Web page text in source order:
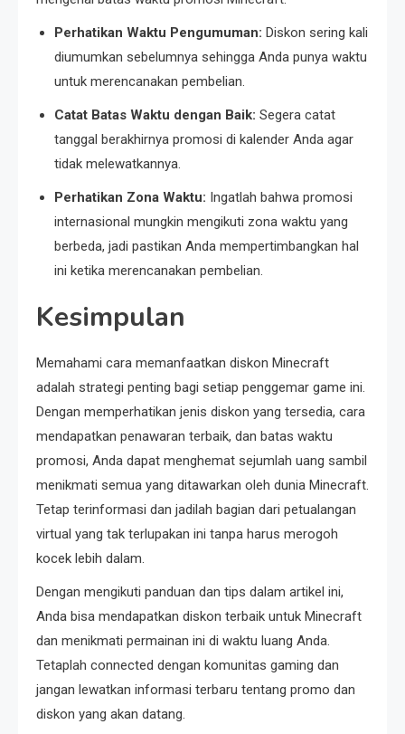
Perhatikan Waktu Pengumuman: Diskon sering kali
diumumkan sebelumnya sehingga Anda punya waktu
untuk merencanakan pembelian.
Catat Batas Waktu dengan Baik: Segera catat
tanggal berakhirnya promosi di kalender Anda agar
tidak melewatkannya.
Perhatikan Zona Waktu: Ingatlah bahwa promosi
internasional mungkin mengikuti zona waktu yang
berbeda, jadi pastikan Anda mempertimbangkan hal
ini ketika merencanakan pembelian.
Kesimpulan
Memahami cara memanfaatkan diskon Minecraft
adalah strategi penting bagi setiap penggemar game ini.
Dengan memperhatikan jenis diskon yang tersedia, cara
mendapatkan penawaran terbaik, dan batas waktu
promosi, Anda dapat menghemat sejumlah uang sambil
menikmati semua yang ditawarkan oleh dunia Minecraft.
Tetap terinformasi dan jadilah bagian dari petualangan
virtual yang tak terlupakan ini tanpa harus merogoh
kocek lebih dalam.
Dengan mengikuti panduan dan tips dalam artikel ini,
Anda bisa mendapatkan diskon terbaik untuk Minecraft
dan menikmati permainan ini di waktu luang Anda.
Tetaplah connected dengan komunitas gaming dan
jangan lewatkan informasi terbaru tentang promo dan
diskon yang akan datang.